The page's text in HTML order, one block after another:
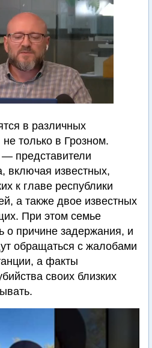
в различных
только в Грозном.
представители
включая известных,
к главе республики
а также двое известных
При этом семье
о причине задержания, и
обращаться с жалобами
а факты
своих близких